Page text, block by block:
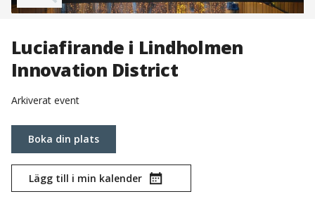
Luciafirande i Lindholmen
Innovation District
Arkiverat event
Boka din plats
Lägg till i min kalender